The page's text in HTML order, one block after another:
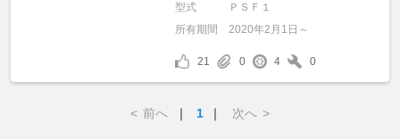
型式
ＰＳＦ１
所有期間
2020年2月1日～
21 0 4 0
< 前へ ｜ 1 ｜ 次へ >